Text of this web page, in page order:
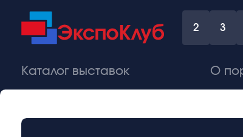
2 3
Каталог выставок О